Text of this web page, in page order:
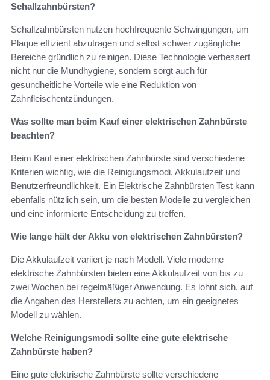
Schallzahnbürsten?
Schallzahnbürsten nutzen hochfrequente Schwingungen, um
Plaque effizient abzutragen und selbst schwer zugängliche
Bereiche gründlich zu reinigen. Diese Technologie verbessert
nicht nur die Mundhygiene, sondern sorgt auch für
gesundheitliche Vorteile wie eine Reduktion von
Zahnfleischentzündungen.
Was sollte man beim Kauf einer elektrischen Zahnbürste
beachten?
Beim Kauf einer elektrischen Zahnbürste sind verschiedene
Kriterien wichtig, wie die Reinigungsmodi, Akkulaufzeit und
Benutzerfreundlichkeit. Ein Elektrische Zahnbürsten Test kann
ebenfalls nützlich sein, um die besten Modelle zu vergleichen
und eine informierte Entscheidung zu treffen.
Wie lange hält der Akku von elektrischen Zahnbürsten?
Die Akkulaufzeit variiert je nach Modell. Viele moderne
elektrische Zahnbürsten bieten eine Akkulaufzeit von bis zu
zwei Wochen bei regelmäßiger Anwendung. Es lohnt sich, auf
die Angaben des Herstellers zu achten, um ein geeignetes
Modell zu wählen.
Welche Reinigungsmodi sollte eine gute elektrische
Zahnbürste haben?
Eine gute elektrische Zahnbürste sollte verschiedene